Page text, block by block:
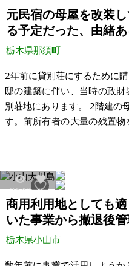
です。周辺には住宅も多く
す。もともと先祖が
元民宿の母屋を改装
る予定だった、由緒
栃木県那須町
2年前に貸別荘にするために
邸の建築に伴い、当時の政
別荘地にあります。 2階建の母屋（402㎡）平屋（73㎡）2棟で
す。前所有者の大量の残置
装のプランを作成していま
一部を改装する想定です。建
ので店舗区画も作り、賃貸す
別途費用が発生しますが可能
大きな建物 広い敷地 立地
2642 3
商用利用地としても
いた事業から撤退後
栃木県小山市